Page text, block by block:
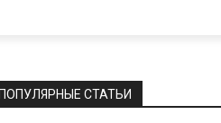
СТАТЬИ